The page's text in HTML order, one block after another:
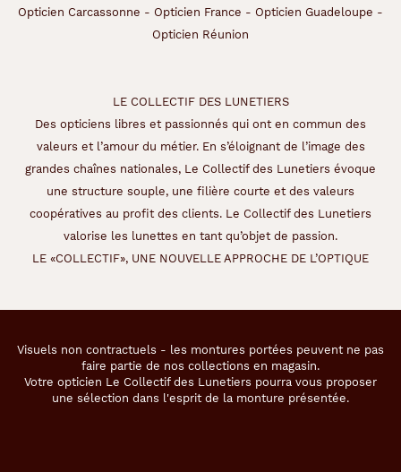
Opticien Carcassonne - Opticien France - Opticien Guadeloupe -
Opticien Réunion
LE COLLECTIF DES LUNETIERS
Des opticiens libres et passionnés qui ont en commun des
valeurs et l’amour du métier. En s’éloignant de l’image des
grandes chaînes nationales, Le Collectif des Lunetiers évoque
une structure souple, une filière courte et des valeurs
coopératives au profit des clients. Le Collectif des Lunetiers
valorise les lunettes en tant qu’objet de passion.
LE «COLLECTIF», UNE NOUVELLE APPROCHE DE L’OPTIQUE
Visuels non contractuels - les montures portées peuvent ne pas
faire partie de nos collections en magasin.
Votre opticien Le Collectif des Lunetiers pourra vous proposer
une sélection dans l'esprit de la monture présentée.